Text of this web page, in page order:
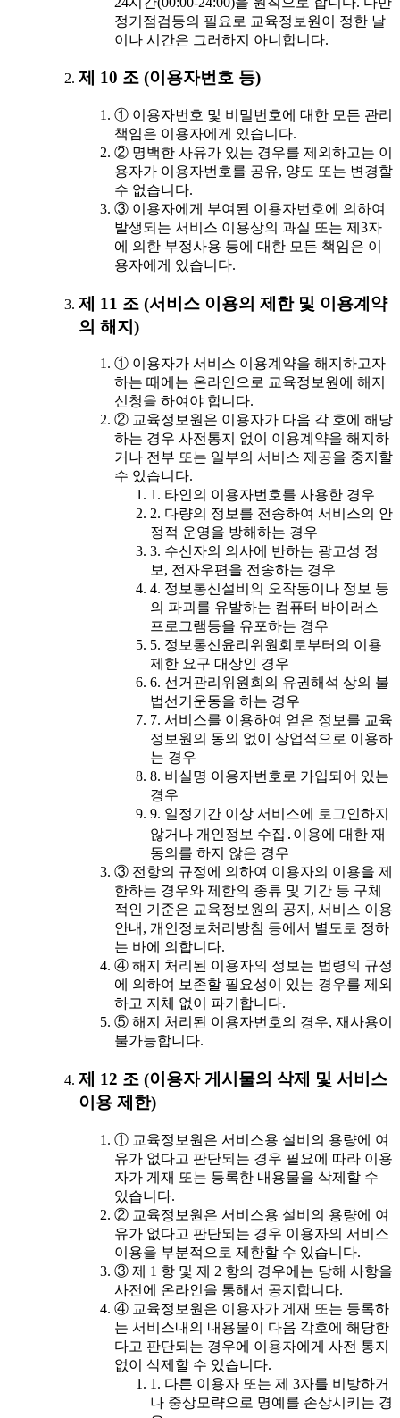
정기점검등의 필요로 교육정보원이 정한 날
이나 시간은 그러하지 아니합니다.
제 10 조 (이용자번호 등)
① 이용자번호 및 비밀번호에 대한 모든 관리
책임은 이용자에게 있습니다.
② 명백한 사유가 있는 경우를 제외하고는 이
용자가 이용자번호를 공유, 양도 또는 변경할
수 없습니다.
③ 이용자에게 부여된 이용자번호에 의하여
발생되는 서비스 이용상의 과실 또는 제3자
에 의한 부정사용 등에 대한 모든 책임은 이
용자에게 있습니다.
제 11 조 (서비스 이용의 제한 및 이용계약
의 해지)
① 이용자가 서비스 이용계약을 해지하고자
하는 때에는 온라인으로 교육정보원에 해지
신청을 하여야 합니다.
② 교육정보원은 이용자가 다음 각 호에 해당
하는 경우 사전통지 없이 이용계약을 해지하
거나 전부 또는 일부의 서비스 제공을 중지할
수 있습니다.
1. 타인의 이용자번호를 사용한 경우
2. 다량의 정보를 전송하여 서비스의 안
정적 운영을 방해하는 경우
3. 수신자의 의사에 반하는 광고성 정
보, 전자우편을 전송하는 경우
4. 정보통신설비의 오작동이나 정보 등
의 파괴를 유발하는 컴퓨터 바이러스
프로그램등을 유포하는 경우
5. 정보통신윤리위원회로부터의 이용
제한 요구 대상인 경우
6. 선거관리위원회의 유권해석 상의 불
법선거운동을 하는 경우
7. 서비스를 이용하여 얻은 정보를 교육
정보원의 동의 없이 상업적으로 이용하
는 경우
8. 비실명 이용자번호로 가입되어 있는
경우
9. 일정기간 이상 서비스에 로그인하지
않거나 개인정보 수집․이용에 대한 재
동의를 하지 않은 경우
③ 전항의 규정에 의하여 이용자의 이용을 제
한하는 경우와 제한의 종류 및 기간 등 구체
적인 기준은 교육정보원의 공지, 서비스 이용
안내, 개인정보처리방침 등에서 별도로 정하
는 바에 의합니다.
④ 해지 처리된 이용자의 정보는 법령의 규정
에 의하여 보존할 필요성이 있는 경우를 제외
하고 지체 없이 파기합니다.
⑤ 해지 처리된 이용자번호의 경우, 재사용이
불가능합니다.
제 12 조 (이용자 게시물의 삭제 및 서비스
이용 제한)
① 교육정보원은 서비스용 설비의 용량에 여
유가 없다고 판단되는 경우 필요에 따라 이용
자가 게재 또는 등록한 내용물을 삭제할 수
있습니다.
② 교육정보원은 서비스용 설비의 용량에 여
유가 없다고 판단되는 경우 이용자의 서비스
이용을 부분적으로 제한할 수 있습니다.
③ 제 1 항 및 제 2 항의 경우에는 당해 사항을
사전에 온라인을 통해서 공지합니다.
④ 교육정보원은 이용자가 게재 또는 등록하
는 서비스내의 내용물이 다음 각호에 해당한
다고 판단되는 경우에 이용자에게 사전 통지
없이 삭제할 수 있습니다.
1. 다른 이용자 또는 제 3자를 비방하거
나 중상모략으로 명예를 손상시키는 경